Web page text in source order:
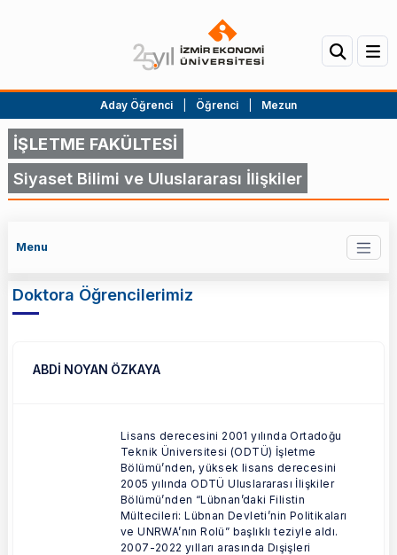
Aday Öğrenci Öğrenci Mezun
İŞLETME FAKÜLTESİ
Siyaset Bilimi ve Uluslararası İlişkiler
Menu
Doktora Öğrencilerimiz
ABDİ NOYAN ÖZKAYA
Lisans derecesini 2001 yılında Ortadoğu
Teknik Üniversitesi (ODTÜ) İşletme
Bölümü’nden, yüksek lisans derecesini
2005 yılında ODTÜ Uluslararası İlişkiler
Bölümü’nden “Lübnan’daki Filistin
Mültecileri: Lübnan Devleti’nin Politikaları
ve UNRWA’nın Rolü” başlıklı teziyle aldı.
2007-2022 yılları arasında Dışişleri